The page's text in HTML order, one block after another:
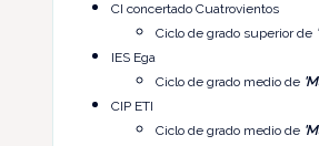
CI concertado Cuatrovientos
Ciclo de grado superior de
IES Ega
Ciclo de grado medio de
CIP ETI
Ciclo de grado medio de